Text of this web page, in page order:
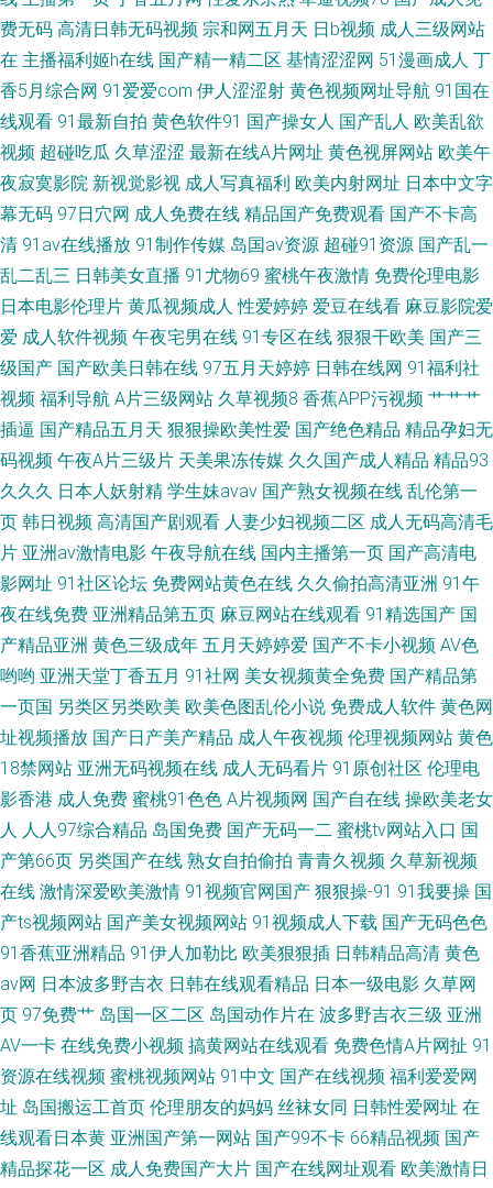
福利网 国内自拍AV 俺来也导航 成人不卡
费无码 高清日韩无码视频 宗和网五月天 日b视频 成人三级网站
在 主播福利姬h在线 国产精一精二区 基情涩涩网 51漫画成人 丁
香5月综合网 91爱爱com 伊人涩涩射 黄色视频网址导航 91国在
线观看 91最新自拍 黄色软件91 国产操女人 国产乱人 欧美乱欲
视频 超碰吃瓜 久草涩涩 最新在线A片网址 黄色视屏网站 欧美午
夜寂寞影院 新视觉影视 成人写真福利 欧美内射网址 日本中文字
幕无码 97日穴网 成人免费在线 精品国产免费观看 国产不卡高
清 91av在线播放 91制作传媒 岛国av资源 超碰91资源 国产乱一
乱二乱三 日韩美女直播 91尤物69 蜜桃午夜激情 免费伦理电影
日本电影伦理片 黄瓜视频成人 性爱婷婷 爱豆在线看 麻豆影院爱
爱 成人软件视频 午夜宅男在线 91专区在线 狠狠干欧美 国产三
级国产 国产欧美日韩在线 97五月天婷婷 日韩在线网 91福利社
视频 福利导航 A片三级网站 久草视频8 香蕉APP污视频 艹艹艹
插逼 国产精品五月天 狠狠操欧美性爱 国产绝色精品 精品孕妇无
码视频 午夜A片三级片 天美果冻传媒 久久国产成人精品 精品93
久久久 日本人妖射精 学生妹avav 国产熟女视频在线 乱伦第一
页 韩日视频 高清国产剧观看 人妻少妇视频二区 成人无码高清毛
片 亚洲av激情电影 午夜导航在线 国内主播第一页 国产高清电
影网址 91社区论坛 免费网站黄色在线 久久偷拍高清亚洲 91午
夜在线免费 亚洲精品第五页 麻豆网站在线观看 91精选国产 国
产精品亚洲 黄色三级成年 五月天婷婷爱 国产不卡小视频 AV色
哟哟 亚洲天堂丁香五月 91社网 美女视频黄全免费 国产精品第
一页国 另类区另类欧美 欧美色图乱伦小说 免费成人软件 黄色网
址视频播放 国产日产美产精品 成人午夜视频 伦理视频网站 黄色
18禁网站 亚洲无码视频在线 成人无码看片 91原创社区 伦理电
影香港 成人免费 蜜桃91色色 A片视频网 国产自在线 操欧美老女
人 人人97综合精品 岛国免费 国产无码一二 蜜桃tv网站入口 国
产第66页 另类国产在线 熟女自拍偷拍 青青久视频 久草新视频
在线 激情深爱欧美激情 91视频官网国产 狠狠操-91 91我要操 国
产ts视频网站 国产美女视频网站 91视频成人下载 国产无码色色
91香蕉亚洲精品 91伊人加勒比 欧美狠狠插 日韩精品高清 黄色
av网 日本波多野吉衣 日韩在线观看精品 日本一级电影 久草网
页 97免费艹 岛国一区二区 岛国动作片在 波多野吉衣三级 亚洲
AV一卡 在线免费小视频 搞黄网站在线观看 免费色情A片网扯 91
资源在线视频 蜜桃视频网站 91中文 国产在线视频 福利爱爱网
址 岛国搬运工首页 伦理朋友的妈妈 丝袜女同 日韩性爱网址 在
线观看日本黄 亚洲国产第一网站 国产99不卡 66精品视频 国产
精品探花一区 成人免费国产大片 国产在线网址观看 欧美激情日